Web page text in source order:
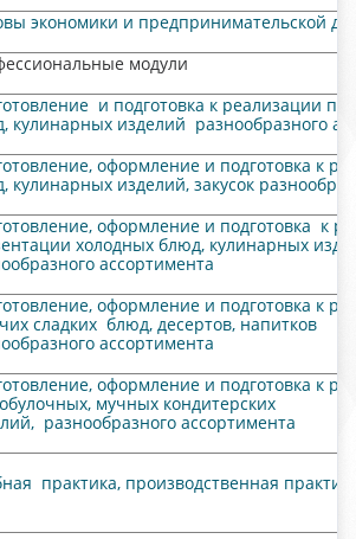
экономики и предпринимательской
модули
и подготовка к реализации
кулинарных изделий разнообразного
оформление и подготовка к
кулинарных изделий, закусок
оформление и подготовка к
холодных блюд, кулинарных
ассортимента
оформление и подготовка к
сладких блюд, десертов, напитков
ассортимента
оформление и подготовка к
мучных кондитерских
разнообразного ассортимента
практика, производственная